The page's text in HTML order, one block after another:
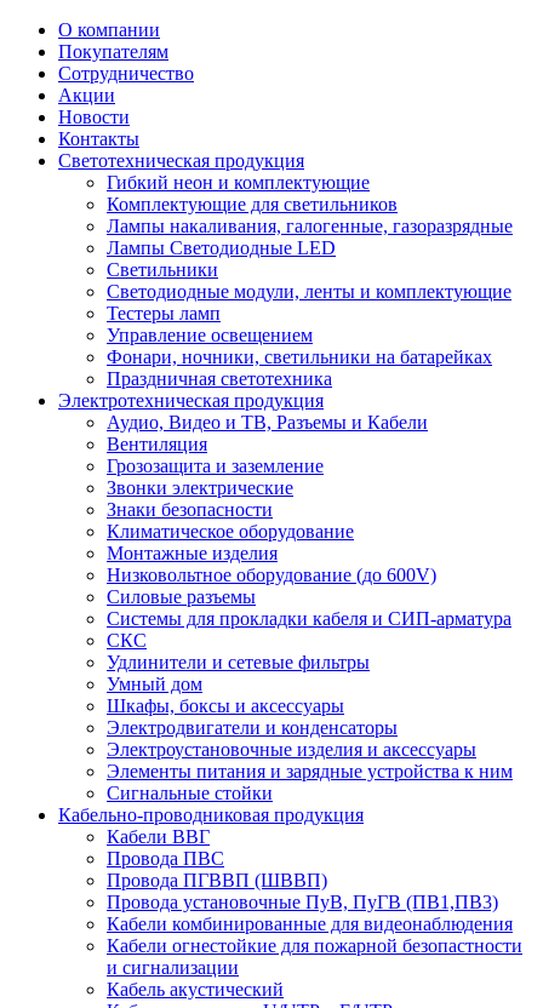
О компании
Покупателям
Сотрудничество
Акции
Новости
Контакты
Светотехническая продукция
Гибкий неон и комплектующие
Комплектующие для светильников
Лампы накаливания, галогенные, газоразрядные
Лампы Светодиодные LED
Светильники
Светодиодные модули, ленты и комплектующие
Тестеры ламп
Управление освещением
Фонари, ночники, светильники на батарейках
Праздничная светотехника
Электротехническая продукция
Аудио, Видео и ТВ, Разъемы и Кабели
Вентиляция
Грозозащита и заземление
Звонки электрические
Знаки безопасности
Климатическое оборудование
Монтажные изделия
Низковольтное оборудование (до 600V)
Силовые разъемы
Системы для прокладки кабеля и СИП-арматура
СКС
Удлинители и сетевые фильтры
Умный дом
Шкафы, боксы и аксессуары
Электродвигатели и конденсаторы
Электроустановочные изделия и аксессуары
Элементы питания и зарядные устройства к ним
Сигнальные стойки
Кабельно-проводниковая продукция
Кабели ВВГ
Провода ПВС
Провода ПГВВП (ШВВП)
Провода установочные ПуВ, ПуГВ (ПВ1,ПВ3)
Кабели комбинированные для видеонаблюдения
Кабели огнестойкие для пожарной безопастности
и сигнализации
Кабель акустический